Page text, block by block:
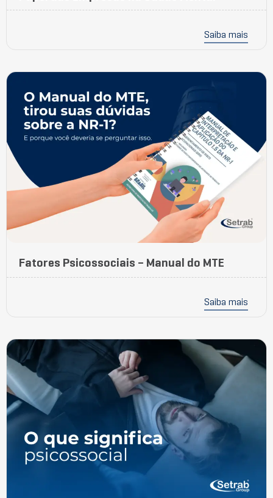
Saiba mais
Fatores Psicossociais – Manual do MTE
Saiba mais